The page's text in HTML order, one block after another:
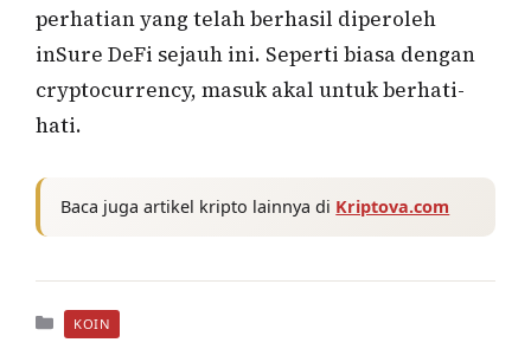
perhatian yang telah berhasil diperoleh
inSure DeFi sejauh ini. Seperti biasa dengan
cryptocurrency, masuk akal untuk berhati-
hati.
Baca juga artikel kripto lainnya di Kriptova.com
Kategori
KOIN